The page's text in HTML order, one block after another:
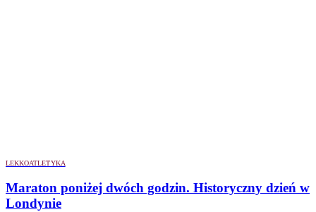
LEKKOATLETYKA
Maraton poniżej dwóch godzin. Historyczny dzień w
Londynie